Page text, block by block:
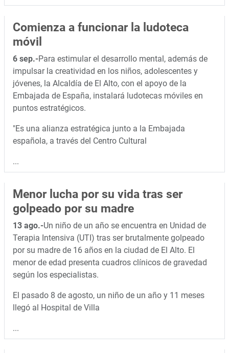
Comienza a funcionar la ludoteca
móvil
6 sep.-Para estimular el desarrollo mental, además de
impulsar la creatividad en los niños, adolescentes y
jóvenes, la Alcaldía de El Alto, con el apoyo de la
Embajada de España, instalará ludotecas móviles en
puntos estratégicos.
"Es una alianza estratégica junto a la Embajada
española, a través del Centro Cultural
...
Menor lucha por su vida tras ser
golpeado por su madre
13 ago.-Un niño de un año se encuentra en Unidad de
Terapia Intensiva (UTI) tras ser brutalmente golpeado
por su madre de 16 años en la ciudad de El Alto. El
menor de edad presenta cuadros clínicos de gravedad
según los especialistas.
El pasado 8 de agosto, un niño de un año y 11 meses
llegó al Hospital de Villa
...